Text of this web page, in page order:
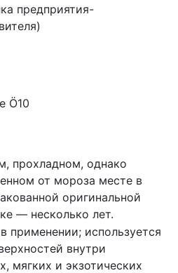
предприятия-
Ö10
прохладном, однако
от мороза месте в
оригинальной
— несколько лет.
применении; используется
внутри
мягких и экзотических